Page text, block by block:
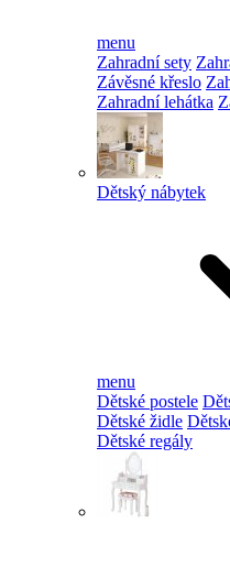
menu
Zahradní sety
Závěsné křeslo
Zahradní lehátka
Dětský nábytek
menu
Dětské postele
Dětské židle
Dětské regály